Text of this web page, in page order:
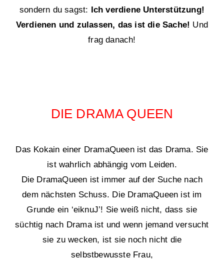
sondern du sagst: Ich verdiene Unterstützung!
Verdienen und zulassen, das ist die Sache! Und
frag danach!
DIE DRAMA QUEEN
Das Kokain einer DramaQueen ist das Drama. Sie
ist wahrlich abhängig vom Leiden.
Die DramaQueen ist immer auf der Suche nach
dem nächsten Schuss. Die DramaQueen ist im
Grunde ein ‘eiknuJ’! Sie weiß nicht, dass sie
süchtig nach Drama ist und wenn jemand versucht
sie zu wecken, ist sie noch nicht die
selbstbewusste Frau,